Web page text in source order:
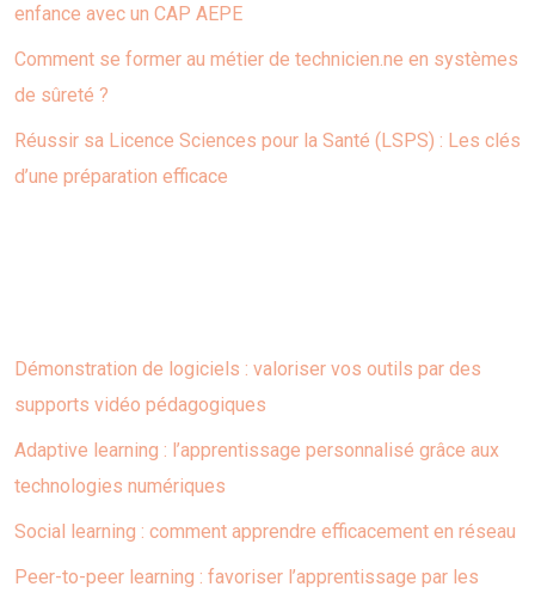
enfance avec un CAP AEPE
Comment se former au métier de technicien.ne en systèmes
de sûreté ?
Réussir sa Licence Sciences pour la Santé (LSPS) : Les clés
d’une préparation efficace
Démonstration de logiciels : valoriser vos outils par des
supports vidéo pédagogiques
Adaptive learning : l’apprentissage personnalisé grâce aux
technologies numériques
Social learning : comment apprendre efficacement en réseau
Peer-to-peer learning : favoriser l’apprentissage par les